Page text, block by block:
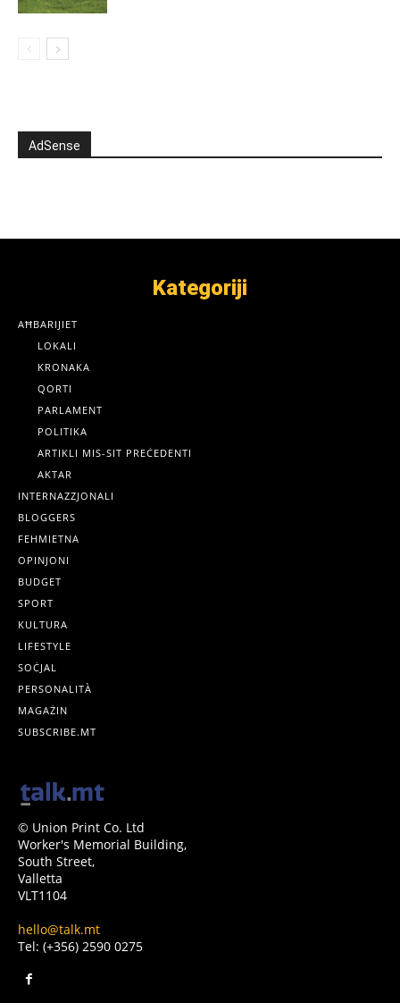
AdSense
Kategoriji
AĦBARIJIET
LOKALI
KRONAKA
QORTI
PARLAMENT
POLITIKA
ARTIKLI MIS-SIT PREĊEDENTI
AKTAR
INTERNAZZJONALI
BLOGGERS
FEHMIETNA
OPINJONI
BUDGET
SPORT
KULTURA
LIFESTYLE
SOĊJAL
PERSONALITÀ
MAGAŻIN
SUBSCRIBE.MT
© Union Print Co. Ltd
Worker's Memorial Building,
South Street,
Valletta
VLT1104
hello@talk.mt
Tel: (+356) 2590 0275